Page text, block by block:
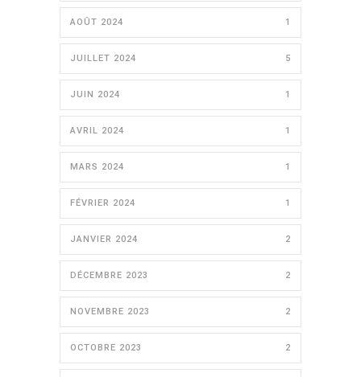
AOÛT 2024 1
JUILLET 2024 5
JUIN 2024 1
AVRIL 2024 1
MARS 2024 1
FÉVRIER 2024 1
JANVIER 2024 2
DÉCEMBRE 2023 2
NOVEMBRE 2023 2
OCTOBRE 2023 2